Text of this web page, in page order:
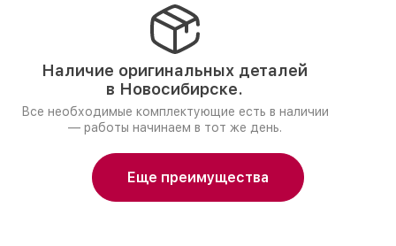
Наличие оригинальных деталей
в Новосибирске.
Все необходимые комплектующие есть в наличии
— работы начинаем в тот же день.
Еще преимущества